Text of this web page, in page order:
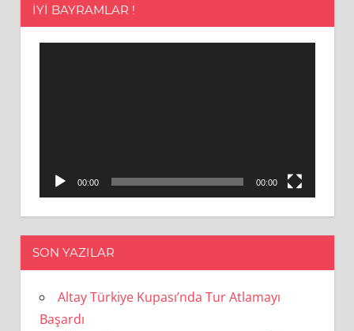
İYI BAYRAMLAR !
00:00 00:00
SON YAZILAR
Altay Türkiye Kupası’nda Tur Atlamayı
Başardı